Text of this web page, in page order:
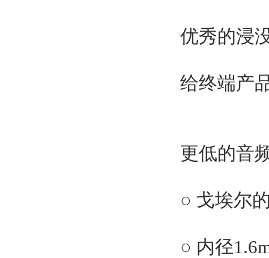
优秀的浸
给终端产
更低的音
○ 戈埃尔
○ 内径